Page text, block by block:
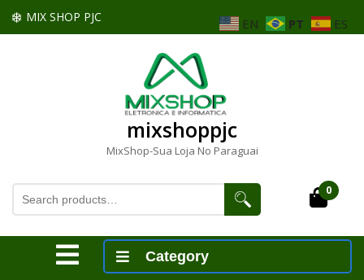
Skip MIX SHOP PJC
mixshoppjc
MixShop-Sua Loja No Paraguai
Search
for:
Cart
0
Open
Category
EN PT ES